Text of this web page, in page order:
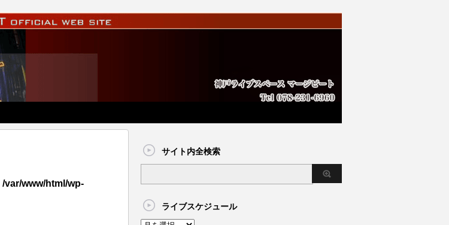
/var/www/html/wp-
サイト内全検索
ライブスケジュール